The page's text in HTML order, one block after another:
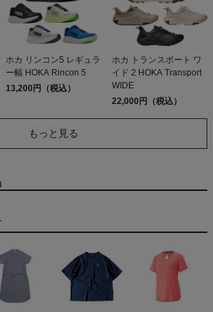
ホカ リンコン5 レギュラ
ー幅 HOKA Rincon 5
13,200円（税込）
ホカ トランスポート ワ
イド 2 HOKA Transport
WIDE
22,000円（税込）
もっと見る